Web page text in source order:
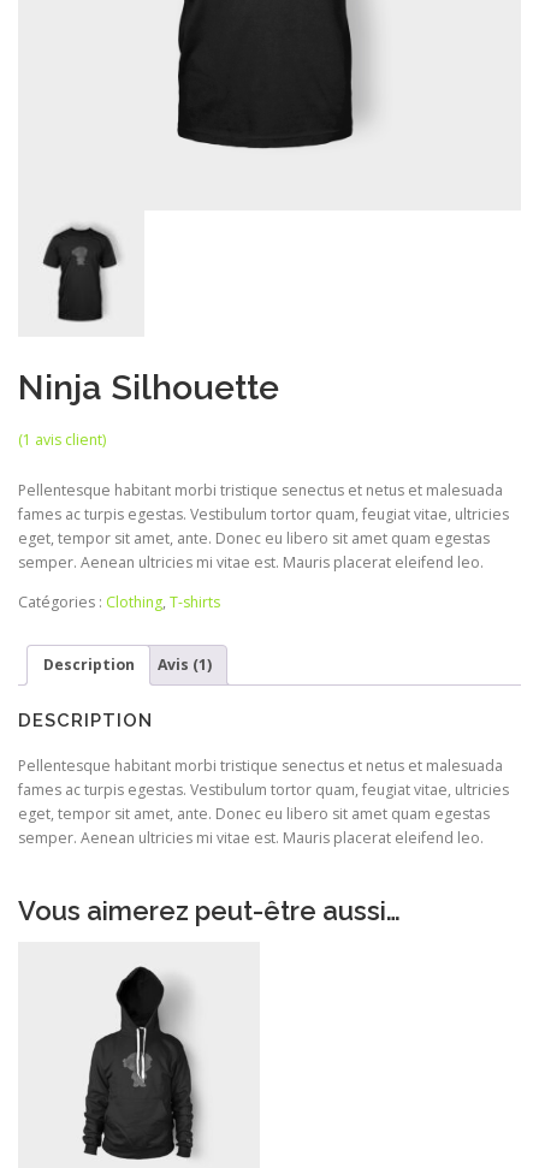
Ninja Silhouette
(1 avis client)
Pellentesque habitant morbi tristique senectus et netus et malesuada
fames ac turpis egestas. Vestibulum tortor quam, feugiat vitae, ultricies
eget, tempor sit amet, ante. Donec eu libero sit amet quam egestas
semper. Aenean ultricies mi vitae est. Mauris placerat eleifend leo.
Catégories : Clothing, T-shirts
Description Avis (1)
DESCRIPTION
Pellentesque habitant morbi tristique senectus et netus et malesuada
fames ac turpis egestas. Vestibulum tortor quam, feugiat vitae, ultricies
eget, tempor sit amet, ante. Donec eu libero sit amet quam egestas
semper. Aenean ultricies mi vitae est. Mauris placerat eleifend leo.
Vous aimerez peut-être aussi…